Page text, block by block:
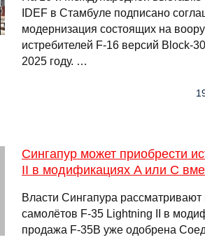
IDEF в Стамбуле подписано
модернизация состоящих на
истребителей F-16 версий Block-
2025 году. …
Сингапур может приобрести
II в модификациях A или C
Власти Сингапура
самолётов F-35 Lightning II в
продажа F-35B уже одобрена